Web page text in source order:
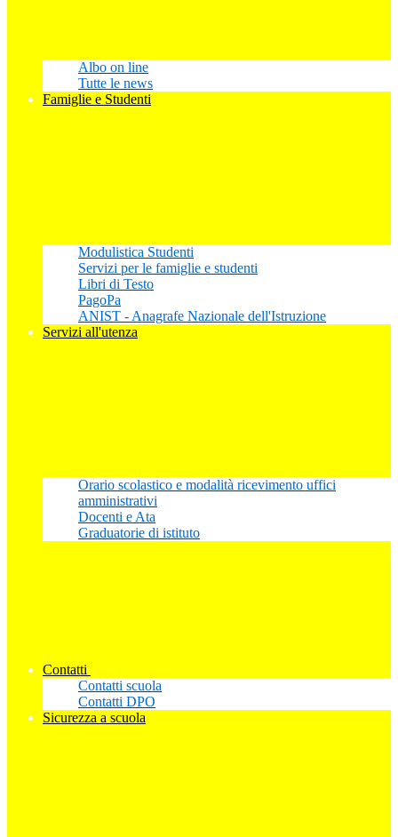
Albo on line
Tutte le news
Famiglie e Studenti
Modulistica Studenti
Servizi per le famiglie e studenti
Libri di Testo
PagoPa
ANIST - Anagrafe Nazionale dell'Istruzione
Servizi all'utenza
Orario scolastico e modalità ricevimento uffici
amministrativi
Docenti e Ata
Graduatorie di istituto
Contatti
Contatti scuola
Contatti DPO
Sicurezza a scuola